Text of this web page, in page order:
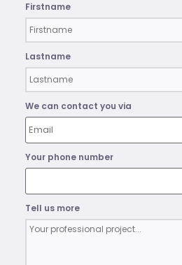
Firstname
Lastname
We can contact you via
Your phone number
Tell us more